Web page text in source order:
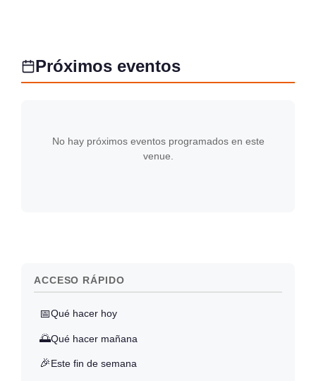
Próximos eventos
No hay próximos eventos programados en este
venue.
ACCESO RÁPIDO
📅Qué hacer hoy
🌅Qué hacer mañana
🎉Este fin de semana